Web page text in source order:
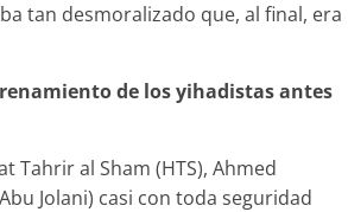
tan desmoralizado que, al final, era
de los yihadistas antes
Tahrir al Sham (HTS), Ahmed
Jolani) casi con toda seguridad